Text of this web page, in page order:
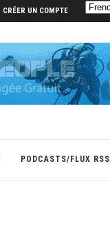
CRÉER UN COMPTE
PODCASTS/FLUX RSS